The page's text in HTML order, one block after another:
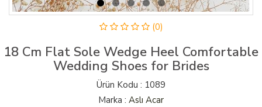
(0)
18 Cm Flat Sole Wedge Heel Comfortable
Wedding Shoes for Brides
Ürün Kodu : 1089
Marka : Aslı Acar